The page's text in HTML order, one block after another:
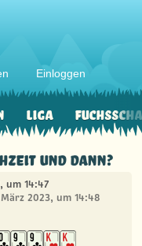
Einloggen
Liga
und dann?
um 14:47
2023, um 14:48